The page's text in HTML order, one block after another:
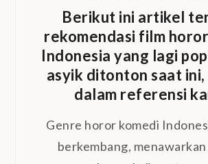
Berikut ini artikel
rekomendasi film
Indonesia yang lagi
asyik ditonton saat ini,
dalam referensi
Genre horor komedi
berkembang, menawarkan